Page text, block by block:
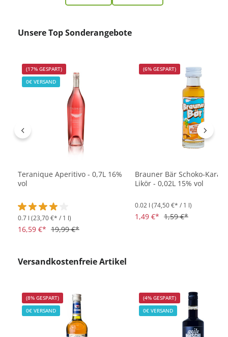
Produktgalerie überspringen
Unsere Top Sonderangebote
(17% GESPART)
0€ VERSAND
Teranique Aperitivo - 0,7L 16%
vol
Durchschnittliche Bewertung von 4 von 5 Sternen
0.7 l (23,70 €* / 1 l)
16,59 €* 19,99 €*
(6% GESPART)
Brauner Bär Schoko-
Likör - 0,02L 15% vol
0.02 l (74,50 €* / 1 l)
1,49 €* 1,59 €*
Produktgalerie überspringen
Versandkostenfreie Artikel
(8% GESPART)
0€ VERSAND
(4% GESPART)
0€ VERSAND